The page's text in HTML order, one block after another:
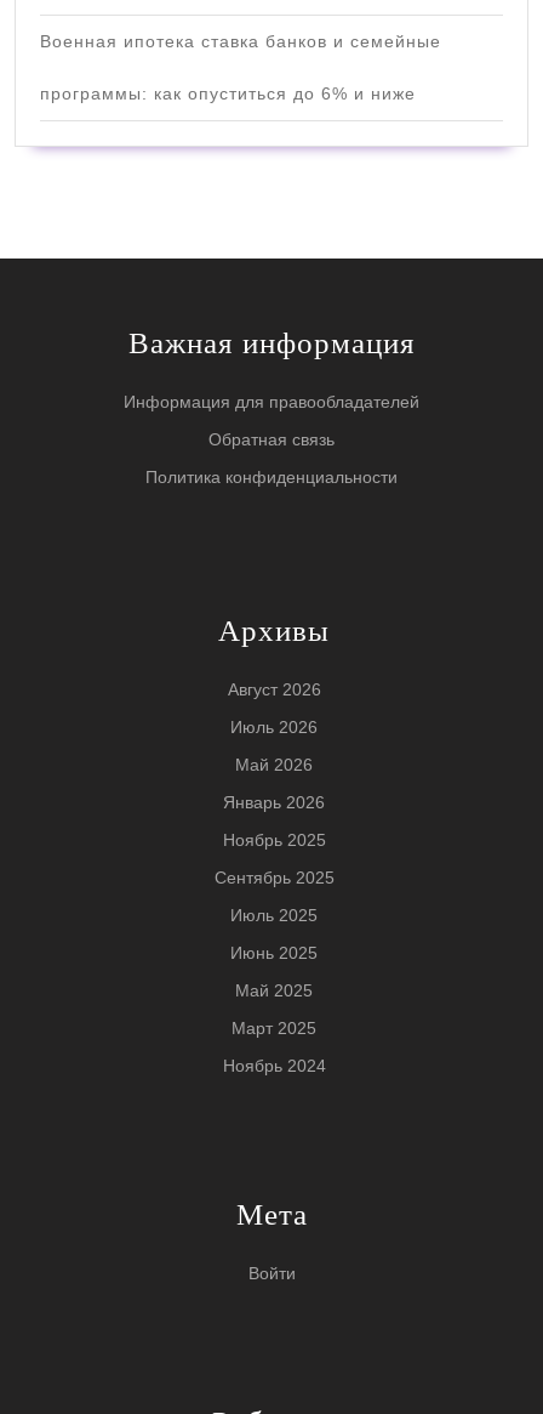
Военная ипотека ставка банков и семейные
программы: как опуститься до 6% и ниже
Важная информация
Информация для правообладателей
Обратная связь
Политика конфиденциальности
Архивы
Август 2026
Июль 2026
Май 2026
Январь 2026
Ноябрь 2025
Сентябрь 2025
Июль 2025
Июнь 2025
Май 2025
Март 2025
Ноябрь 2024
Мета
Войти